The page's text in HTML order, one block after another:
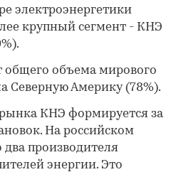
электроэнергетики
крупный сегмент - КНЭ
общего объема мирового
Северную Америку (78%).
КНЭ формируется за
На российском
производителя
энергии. Это